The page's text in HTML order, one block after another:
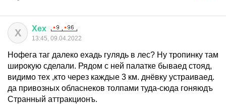
Х Хех
13:45, 09.04.2022
Нофега таг далеко ехадь гулядь в лес? Ну тропинку там
широкую сделали. Рядом с ней палатке бываед стояд,
видимо тех ,кто через каждые 3 км. днёвку устраиваед.
да привозных обласнеков толпами туда-сюда гоняюдъ
Странный аттракционъ.